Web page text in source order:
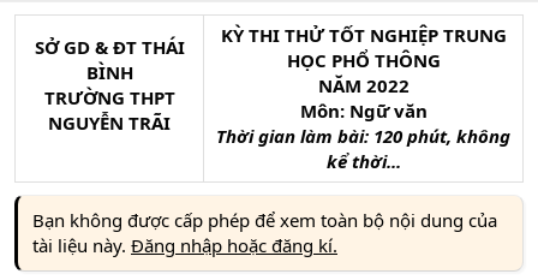
ả
i
n
d
e
SỞ GD & ĐT THÁI
BÌNH
TRƯỜNG THPT
NGUYỄN TRÃI
KỲ THI THỬ TỐT NGHIỆP TRUNG
HỌC PHỔ THÔNG
NĂM 2022
Môn: Ngữ văn
Thời gian làm bài: 120 phút, không
kể thời...
Bạn không được cấp phép để xem toàn bộ nội dung của
tài liệu này. Đăng nhập hoặc đăng kí.